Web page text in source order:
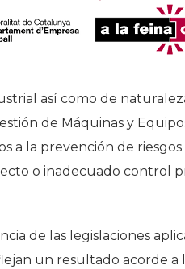
así como de
de Máquinas y
a la prevención de
o inadecuado control
de las legislaciones
un resultado acorde a